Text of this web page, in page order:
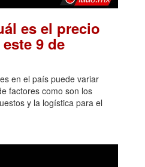
es el precio
9 de
en el país puede variar
factores como son los
y la logística para el